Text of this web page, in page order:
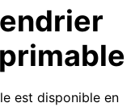
est disponible en